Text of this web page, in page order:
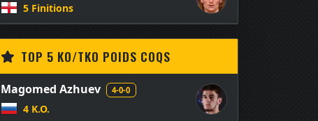
5 Finitions
TOP 5 KO/TKO POIDS COQS
Magomed Azhuev 4-0-0
4 K.O.